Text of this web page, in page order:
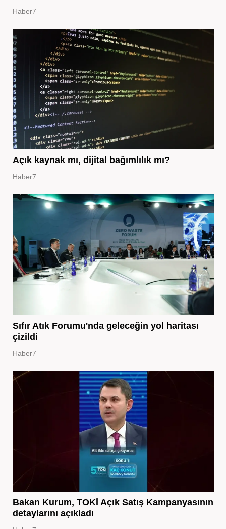
Haber7
Açık kaynak mı, dijital bağımlılık mı?
Haber7
Sıfır Atık Forumu'nda geleceğin yol haritası
çizildi
Haber7
Bakan Kurum, TOKİ Açık Satış Kampanyasının
detaylarını açıkladı